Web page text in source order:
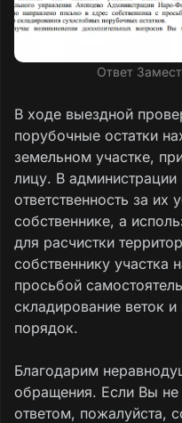
Ответ
В ходе выездной
порубочные остатки
земельном участке,
лицу. В администрации
ответственность за их
собственнике, а
для расчистки
собственнику участка
просьбой
складирование веток
порядок.
Благодарим
обращения. Если Вы
ответом, пожалуйста,